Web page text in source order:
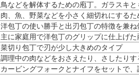
鳥などを解体するための庖丁。ガラスキと
肉、魚、野菜などを小さく細切れにする
洋包丁の使い勝手と出刃包丁の特徴を兼
主に家庭用で洋包丁のグリップに仕上げた
菜切り包丁で刃が少し大きめのタイプ
調理中の肉などをおさえたり、さしたりす
カービングフォークとナイフをセットで